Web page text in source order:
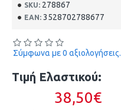
SKU: 278867
EAN: 3528702788677
Σύμφωνα με 0 αξιολογήσεις.
Τιμή Ελαστικού:
38,50€